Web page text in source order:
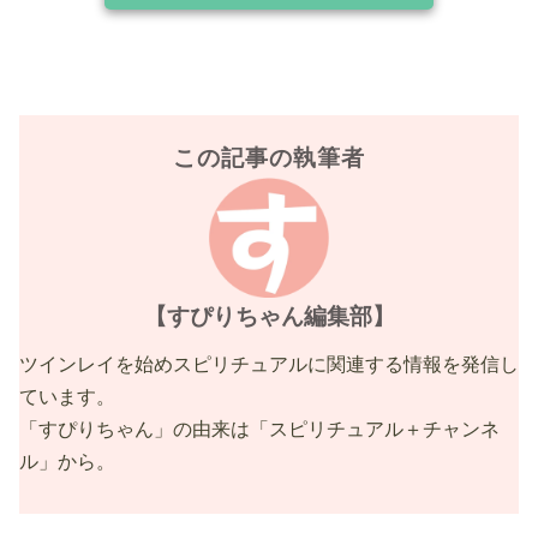
この記事の執筆者
【すぴりちゃん編集部】
ツインレイを始めスピリチュアルに関連する情報を発信し
ています。
「すぴりちゃん」の由来は「スピリチュアル＋チャンネ
ル」から。